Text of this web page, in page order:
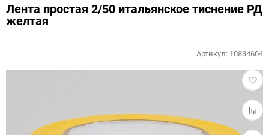
Лента простая 2/50 итальянское тиснение РД
желтая
в
к
Артикул: 10834604